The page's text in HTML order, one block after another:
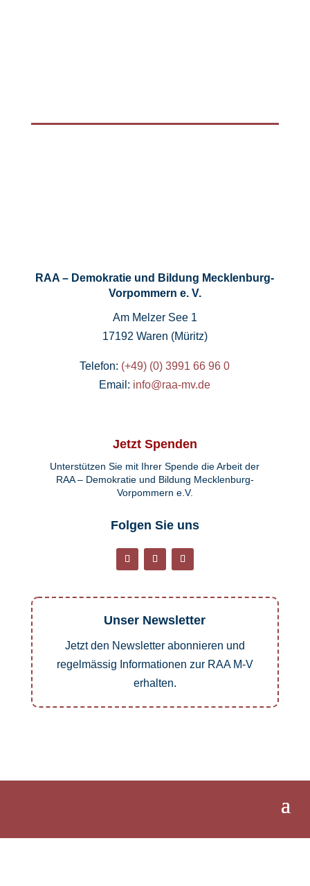
RAA – Demokratie und Bildung Mecklenburg-
Vorpommern e. V.
Am Melzer See 1
17192 Waren (Müritz)
Telefon: (+49) (0) 3991 66 96 0
Email: info@raa-mv.de
Jetzt Spenden
Unterstützen Sie mit Ihrer Spende die Arbeit der
RAA – Demokratie und Bildung Mecklenburg-
Vorpommern e.V.
Folgen Sie uns
Unser Newsletter
Jetzt den Newsletter abonnieren und
regelmässig Informationen zur RAA M-V
erhalten.